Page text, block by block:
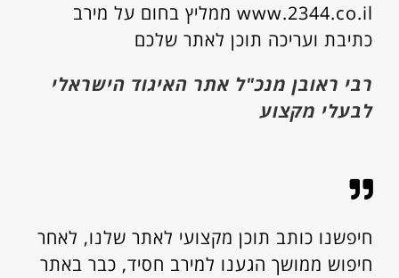
www.2344.co.il ממליץ בחום על מירב
כתיבת ועריכה תוכן לאתר שלכם
רבי ראובן מנכ"ל אתר האיגוד הישראלי
לבעלי מקצוע
חיפשנו כותב תוכן מקצועי לאתר שלנו, לאחר
חיפוש ממושך הגענו למירב חסיד, כבר באתר